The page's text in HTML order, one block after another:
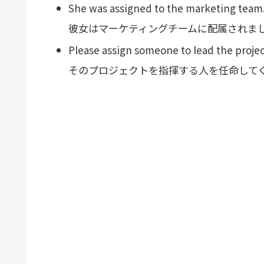
She was assigned to the marketing
彼女はマーケティングチームに配属されま
Please assign someone to lead the
そのプロジェクトを指揮する人を任命して